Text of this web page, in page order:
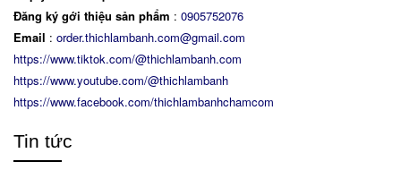
Góp ý - Khiếu nại:0906.081.081
Đăng ký gới thiệu sản phẩm:0905752076
Email:order.thichlambanh.com@gmail.com
https://www.tiktok.com/@thichlambanh.com
https://www.youtube.com/@thichlambanh
Tin tức